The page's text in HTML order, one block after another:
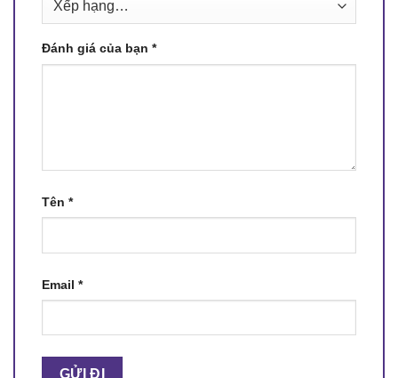
Đánh giá của bạn *
Tên *
Email *